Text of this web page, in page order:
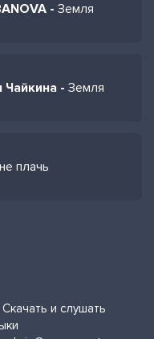
- Земля
- Земля
плачь
и слушать